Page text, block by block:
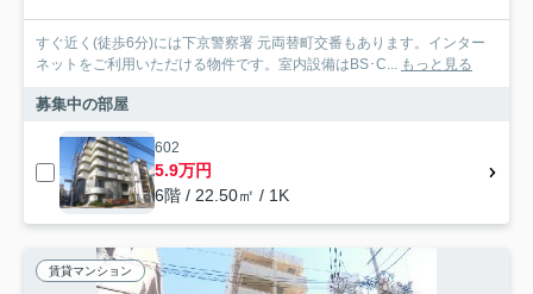
すぐ近く(徒歩6分)には下京警察署 元両替町交番もあります。インター
ネットをご利用いただける物件です。室内設備はBS･C... もっと見る
募集中の部屋
602
5.9万円
6階 / 22.50㎡ / 1K
賃貸マンション